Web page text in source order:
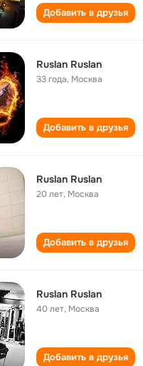
Добавить в друзья
Ruslan Ruslan
33 года, Москва
Добавить в друзья
Ruslan Ruslan
20 лет, Москва
Добавить в друзья
Ruslan Ruslan
40 лет, Москва
Добавить в друзья